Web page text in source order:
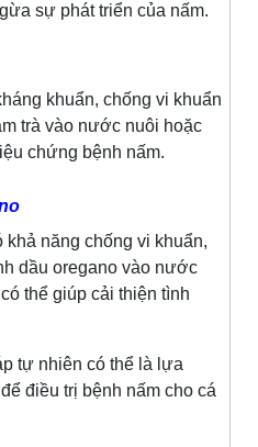
sự phát triển của nấm.
khuẩn, chống vi khuẩn
trà vào nước nuôi hoặc
chứng bệnh nấm.
khả năng chống vi khuẩn,
dầu oregano vào nước
thể giúp cải thiện tình
tự nhiên có thể là lựa
điều trị bệnh nấm cho cá